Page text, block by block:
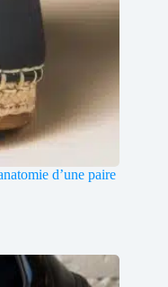
d’une paire